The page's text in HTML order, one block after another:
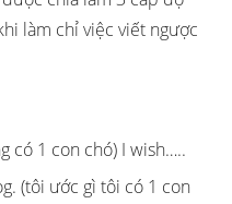
làm chỉ việc viết ngược
có 1 con chó) I wish…..
(tôi ước gì tôi có 1 con